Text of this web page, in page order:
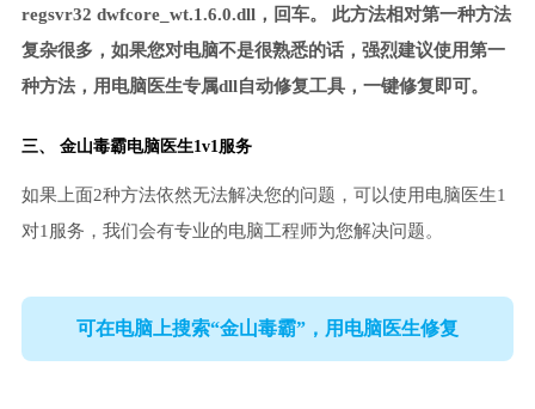
regsvr32 dwfcore_wt.1.6.0.dll，回车。 此方法相对第一种方法
复杂很多，如果您对电脑不是很熟悉的话，强烈建议使用第一
种方法，用电脑医生专属dll自动修复工具，一键修复即可。
三、 金山毒霸电脑医生1v1服务
如果上面2种方法依然无法解决您的问题，可以使用电脑医生1
对1服务，我们会有专业的电脑工程师为您解决问题。
可在电脑上搜索“金山毒霸”，用电脑医生修复